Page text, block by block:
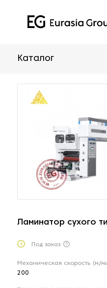
Каталог
Ламинатор сухого
Под заказ
Механическая скорость (м/
200